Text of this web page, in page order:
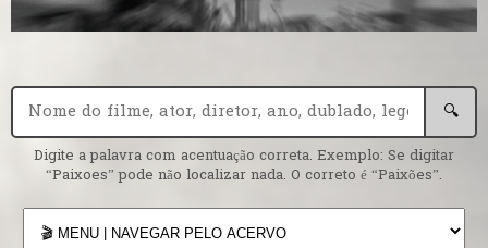
🔍
Digite a palavra com acentuação correta. Exemplo: Se digitar
“Paixoes” pode não localizar nada. O correto é “Paixões”.